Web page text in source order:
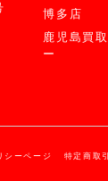
博多店
鹿児島買
ー
シーページ 特定商取